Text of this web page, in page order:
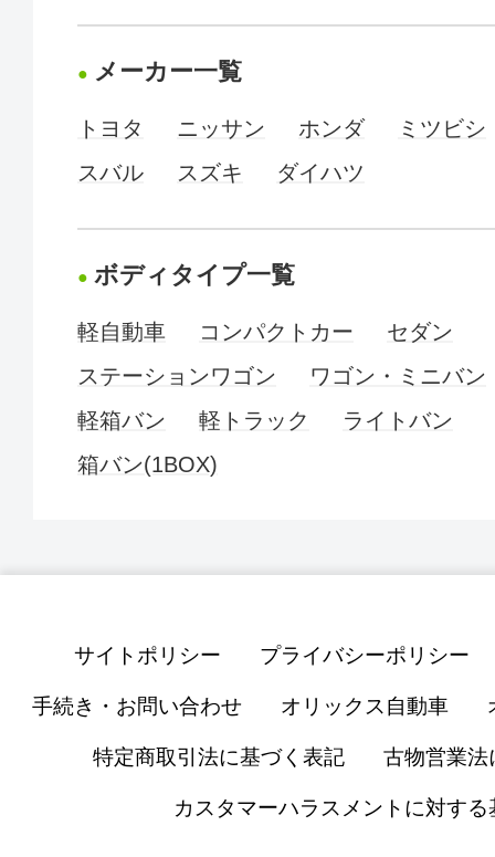
メーカー一覧
トヨタ ニッサン ホンダ
ミツビシ
スバル
スズキ ダイハツ
ボディタイプ一覧
軽自動車 コンパクトカー
セダン
ステーションワゴン
ワゴン・ミニバン
軽箱バン
軽トラック
ライトバン
箱バン(1BOX)
サイトポリシー プライバシーポリシー
手続き・お問い合わせ オリックス自動車
特定商取引法に基づく表記 古物営業法
カスタマーハラスメントに対する